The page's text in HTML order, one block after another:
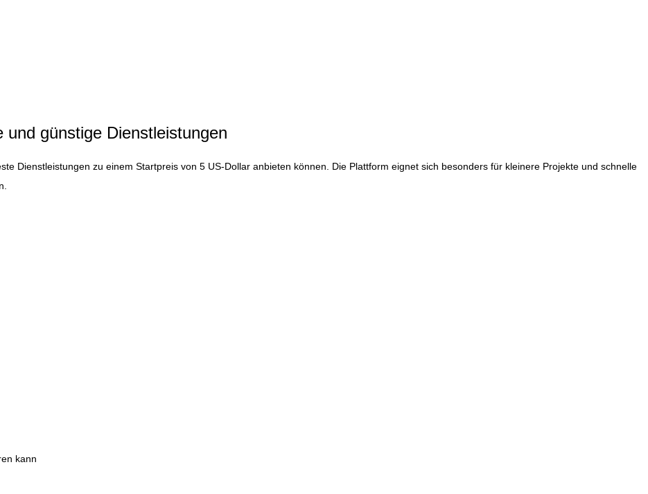
günstige Dienstleistungen
Dienstleistungen zu einem Startpreis von 5 US-Dollar anbieten können. Die Plattform eignet sich besonders für kleinere Projekte und schnelle
kann